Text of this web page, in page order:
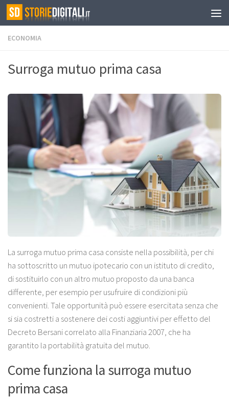
ECONOMIA
Surroga mutuo prima casa
La surroga mutuo prima casa consiste nella possibilità, per chi
ha sottoscritto un mutuo ipotecario con un istituto di credito,
di sostituirlo con un altro mutuo proposto da una banca
differente, per esempio per usufruire di condizioni più
convenienti. Tale opportunità può essere esercitata senza che
si sia costretti a sostenere dei costi aggiuntivi per effetto del
Decreto Bersani correlato alla Finanziaria 2007, che ha
garantito la portabilità gratuita del mutuo.
Come funziona la surroga mutuo
prima casa